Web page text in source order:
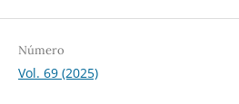
Número
Vol. 69 (2025)